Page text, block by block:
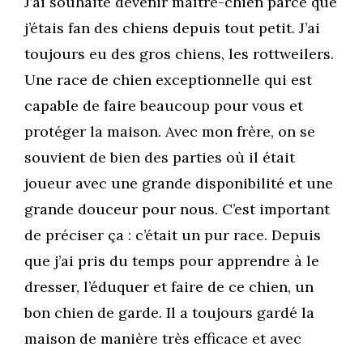
j’étais fan des chiens depuis tout petit. J’ai
toujours eu des gros chiens, les rottweilers.
Une race de chien exceptionnelle qui est
capable de faire beaucoup pour vous et
protéger la maison. Avec mon frère, on se
souvient de bien des parties où il était
joueur avec une grande disponibilité et une
grande douceur pour nous. C’est important
de préciser ça : c’était un pur race. Depuis
que j’ai pris du temps pour apprendre à le
dresser, l’éduquer et faire de ce chien, un
bon chien de garde. Il a toujours gardé la
maison de manière très efficace et avec